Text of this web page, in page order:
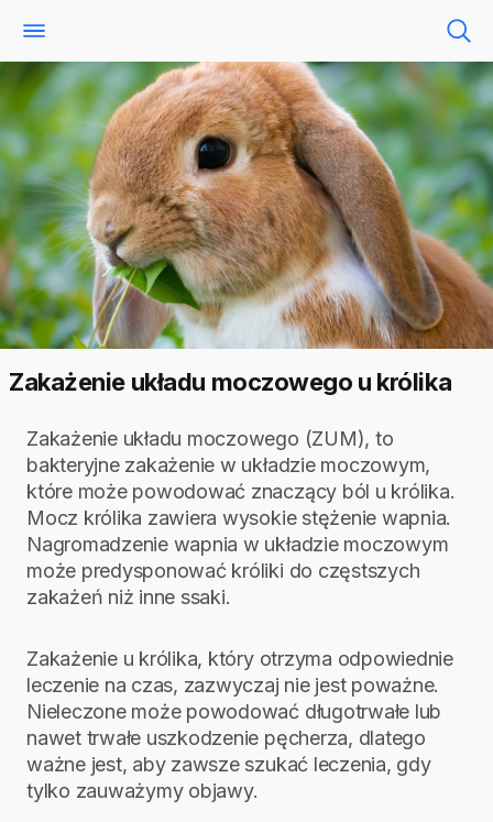
Zakażenie układu moczowego u królika
Zakażenie układu moczowego (ZUM), to
bakteryjne zakażenie w układzie moczowym,
które może powodować znaczący ból u królika.
Mocz królika zawiera wysokie stężenie wapnia.
Nagromadzenie wapnia w układzie moczowym
może predysponować króliki do częstszych
zakażeń niż inne ssaki.
Zakażenie u królika, który otrzyma odpowiednie
leczenie na czas, zazwyczaj nie jest poważne.
Nieleczone może powodować długotrwałe lub
nawet trwałe uszkodzenie pęcherza, dlatego
ważne jest, aby zawsze szukać leczenia, gdy
tylko zauważymy objawy.